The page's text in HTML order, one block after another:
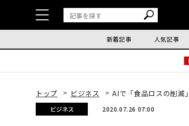
新着記事 人気記事
トップ ビジネス AIで「食品ロスの削減
ビジネス 2020.07.26 07:00